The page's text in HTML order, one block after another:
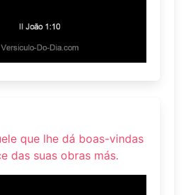
que lhe dá boas-vindas
das suas obras más.